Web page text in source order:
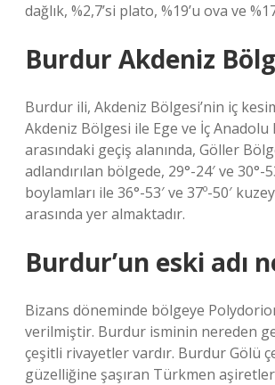
dağlık, %2,7’si plato, %19’u ova ve
Burdur Akdeniz
Burdur ili, Akdeniz Bölgesi’nin iç
Akdeniz Bölgesi ile Ege ve İç Anadolu
arasındaki geçiş alanında, Göller
adlandırılan bölgede, 29°-24′ ve 30°-
boylamları ile 36°-53′ ve 37º-50′
arasında yer almaktadır.
Burdur’un eski adı
Bizans döneminde bölgeye
verilmiştir. Burdur isminin nereden
çeşitli rivayetler vardır. Burdur Gölü
güzelliğine şaşıran Türkmen